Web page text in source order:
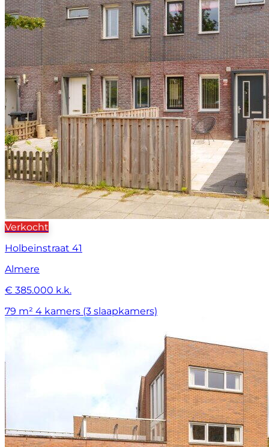
Verkocht
Holbeinstraat 41
Almere
€ 385.000 k.k.
79 m² 4 kamers (3 slaapkamers)